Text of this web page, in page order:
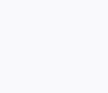
Investor Relations i Orkla
Officer i Orkla
og har tidligere erfaring fra